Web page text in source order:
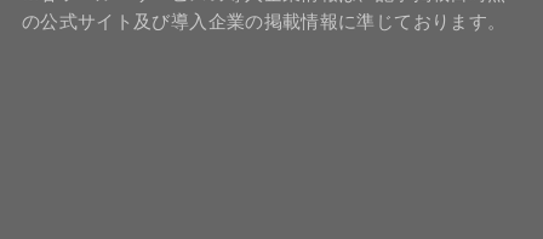
の公式サイト及び導入企業の掲載情報に準じております。